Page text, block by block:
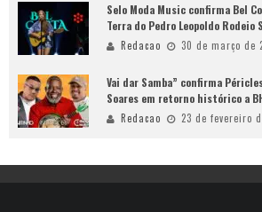
Selo Moda Music confirma Bel
Terra do Pedro Leopoldo Rodeio
Redacao 30 de março de
Vai dar Samba” confirma
Soares em retorno histórico a
Redacao 23 de fevereiro